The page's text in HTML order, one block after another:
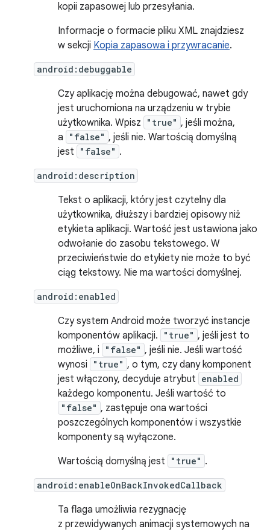
kopii zapasowej lub przesyłania.
Informacje o formacie pliku XML znajdziesz
w sekcji Kopia zapasowa i przywracanie.
android:debuggable
Czy aplikację można debugować, nawet gdy
jest uruchomiona na urządzeniu w trybie
użytkownika. Wpisz
"true" , jeśli można,
a
"false" , jeśli nie. Wartością domyślną
jest
"false" .
android:description
Tekst o aplikacji, który jest czytelny dla
użytkownika, dłuższy i bardziej opisowy niż
etykieta aplikacji. Wartość jest ustawiona jako
odwołanie do zasobu tekstowego. W
przeciwieństwie do etykiety nie może to być
ciąg tekstowy. Nie ma wartości domyślnej.
android:enabled
Czy system Android może tworzyć instancje
komponentów aplikacji.
"true" , jeśli jest to
możliwe, i
"false" , jeśli nie. Jeśli wartość
wynosi
"true" , o tym, czy dany komponent
jest włączony, decyduje atrybut enabled
każdego komponentu. Jeśli wartość to
"false" , zastępuje ona wartości
poszczególnych komponentów i wszystkie
komponenty są wyłączone.
Wartością domyślną jest
"true" .
android:enableOnBackInvokedCallback
Ta flaga umożliwia rezygnację
z przewidywanych animacji systemowych na